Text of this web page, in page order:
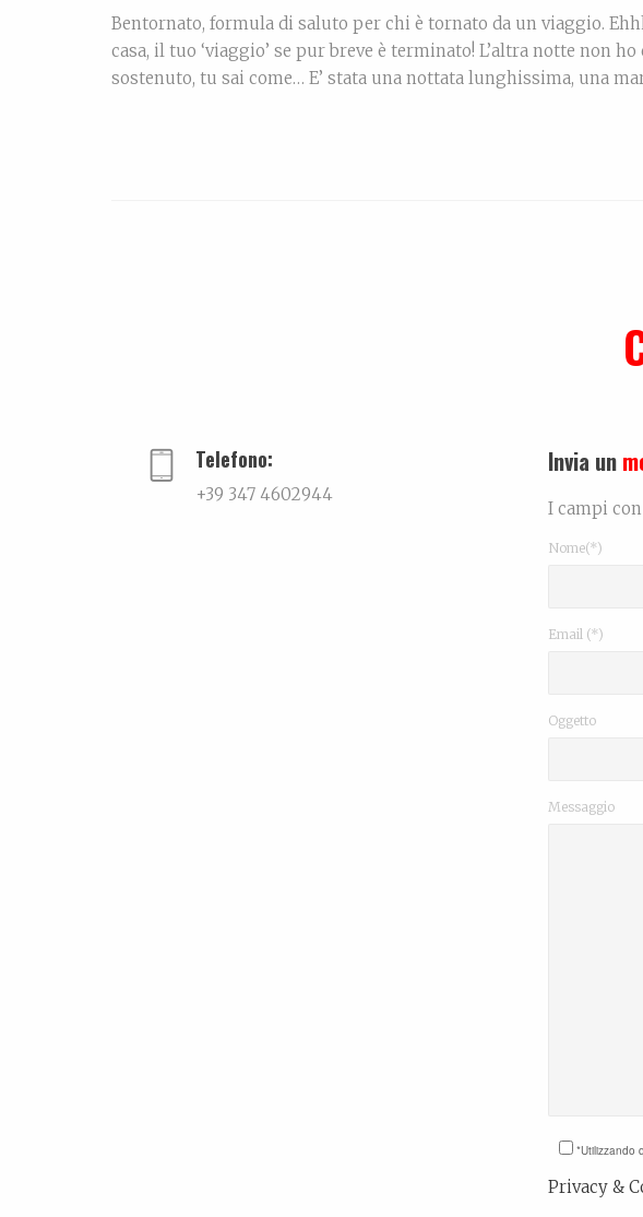
Bentornato, formula di saluto per chi è tornato da un viaggio.
casa, il tuo ‘viaggio’ se pur breve è terminato! L’altra notte non
sostenuto, tu sai come… E’ stata una nottata lunghissima, una
Telefono:
+39 347 4602944
Invia un
I campi
Nome(*)
Email (*)
Oggetto
Messaggio
*Utilizzando
Privacy &